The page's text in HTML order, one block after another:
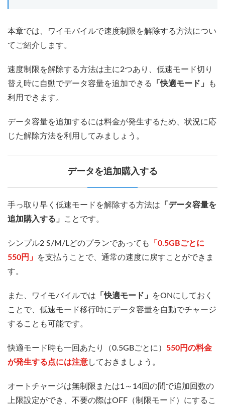
本章では、ワイモバイルで速度制限を解除する方法につい
てご紹介します。
速度制限を解除する方法は主に2つあり、低速モード切り
替え時に自動でデータ容量を追加できる
「快適モード」
も
利用できます。
データ容量を追加するには料金が発生するため、状況に応
じた解除方法を利用してみましょう。
データを追加購入する
手っ取り早く低速モードを解除する方法は 「データ容量を
追加購入する」
ことです。
シンプル2 S/M/Lどのプランであっても
「0.5GBごとに
550円」
を支払うことで、通常の速度に戻すことができま
す。
また、ワイモバイルでは 「快適モード」
をONにしておく
ことで、低速モード移行時にデータ容量を自動でチャージ
することも可能です。
快適モード時も一回あたり（0.5GBごとに） 550円の料金
が発生する点には注意しておきましょう。
オートチャージは無制限または1～14回の間で追加回数の
上限設定ができ、不要の際はOFF（制限モード）にするこ